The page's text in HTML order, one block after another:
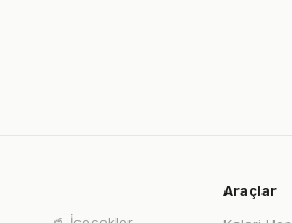
Araçlar